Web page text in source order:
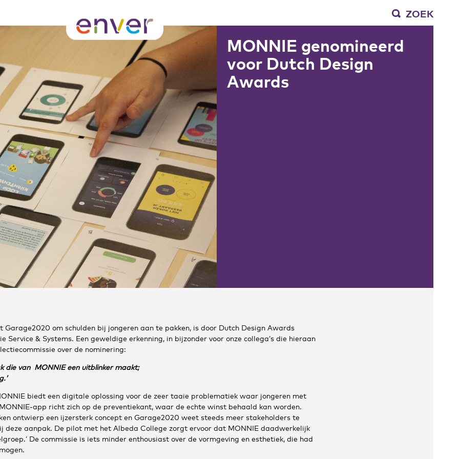
ZOEK
MONNIE genomineerd
voor Dutch Design
Awards
Garage2020 om schulden bij jongeren aan te pakken, is door Dutch Design Awards
Service & Systems. Een geweldige erkenning, in bijzonder voor onze collega’s die hieraan
over de nominering:
die van MONNIE een uitblinker maakt;
biedt een digitale oplossing voor de zeer taaie problematiek waar jongeren met
app richt zich op de preventiekant, waar de echte winst behaald kan worden.
ontwierp een ijzersterk concept en Garage2020 weet steeds meer stakeholders te
deze aanpak. De pilot met het Albeda College zorgt ervoor dat MONNIE daadwerkelijk
De commissie is iets minder enthousiast over de vormgeving en esthetiek, die had